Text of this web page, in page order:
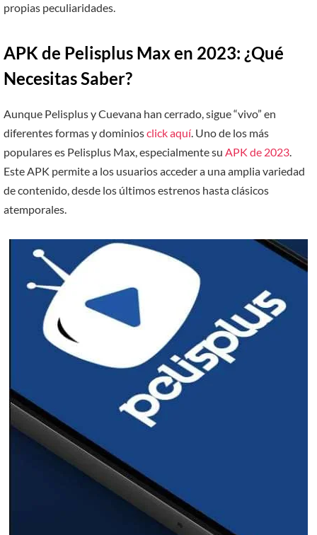
propias peculiaridades.
APK de Pelisplus Max en 2023: ¿Qué
Necesitas Saber?
Aunque Pelisplus y Cuevana han cerrado, sigue “vivo” en
diferentes formas y dominiosclick aquí . Uno de los más
populares es Pelisplus Max, especialmente su APK de 2023
Este APK permite a los usuarios acceder a una amplia variedad
de contenido, desde los últimos estrenos hasta clásicos
atemporales.